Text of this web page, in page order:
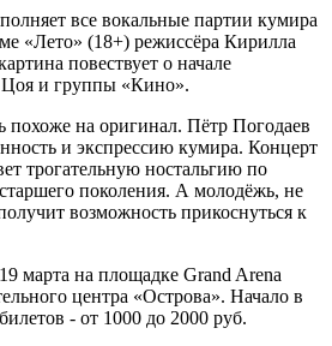
все вокальные партии кумира
«Лето» (18+) режиссёра Кирилла
повествует о начале
Цоя и группы «Кино».
похоже на оригинал. Пётр Погодаев
и экспрессию кумира. Концерт
трогательную ностальгию по
поколения. А молодёжь, не
возможность прикоснуться к
марта на площадке Grand Arena
центра «Острова». Начало в
- от 1000 до 2000 руб.